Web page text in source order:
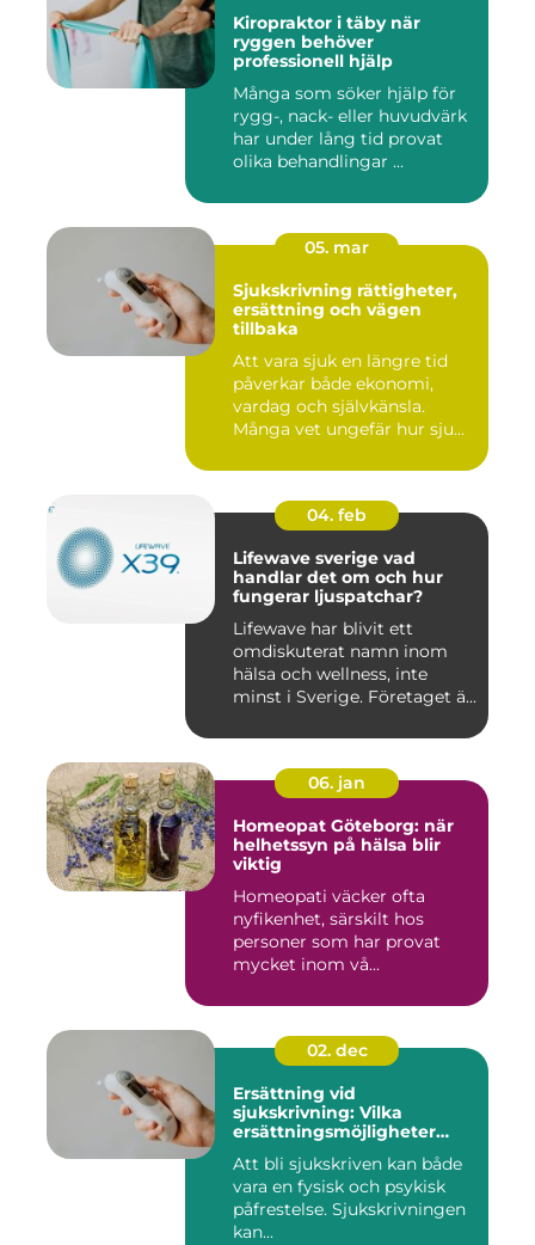
Kiropraktor i täby när
ryggen behöver
professionell hjälp
Många som söker hjälp för
rygg-, nack- eller huvudvärk
har under lång tid provat
olika behandlingar ...
05. mar
Sjukskrivning rättigheter,
ersättning och vägen
tillbaka
Att vara sjuk en längre tid
påverkar både ekonomi,
vardag och självkänsla.
Många vet ungefär hur sju...
04. feb
Lifewave sverige vad
handlar det om och hur
fungerar ljuspatchar?
Lifewave har blivit ett
omdiskuterat namn inom
hälsa och wellness, inte
minst i Sverige. Företaget ä...
06. jan
Homeopat Göteborg: när
helhetssyn på hälsa blir
viktig
Homeopati väcker ofta
nyfikenhet, särskilt hos
personer som har provat
mycket inom vå...
02. dec
Ersättning vid
sjukskrivning: Vilka
ersättningsmöjligheter
Att bli sjukskriven kan både
vara en fysisk och psykisk
påfrestelse. Sjukskrivningen
kan...